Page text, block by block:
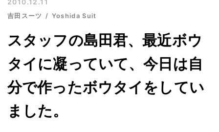
2010.12.11
吉田スーツ Yoshida Suit
スタッフの島田君、最近ボウ
タイに凝っていて、今日は自
分で作ったボウタイをしてい
ました。